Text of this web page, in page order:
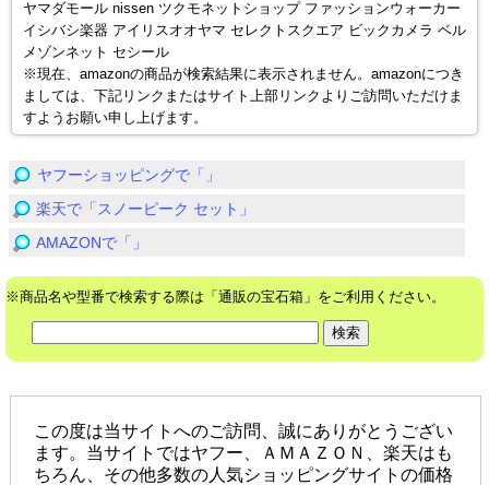
ヤマダモール nissen ツクモネットショップ ファッションウォーカー
イシバシ楽器 アイリスオオヤマ セレクトスクエア ビックカメラ ベル
メゾンネット セシール
※現在、amazonの商品が検索結果に表示されません。amazonにつき
ましては、下記リンクまたはサイト上部リンクよりご訪問いただけま
すようお願い申し上げます。
ヤフーショッピングで「」
楽天で「スノーピーク セット」
AMAZONで「」
※商品名や型番で検索する際は「通販の宝石箱」をご利用ください。
この度は当サイトへのご訪問、誠にありがとうござい
ます。当サイトではヤフー、ＡＭＡＺＯＮ、楽天はも
ちろん、その他多数の人気ショッピングサイトの価格